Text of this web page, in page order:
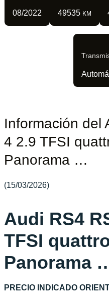
08/2022 49535 KM
Información del
4 2.9 TFSI
Panorama …
(15/03/2026)
Audi RS4
TFSI
Panorama
PRECIO INDICADO